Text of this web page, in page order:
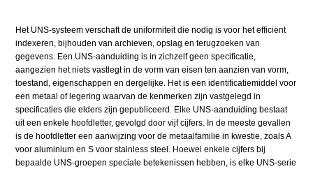
Het UNS-systeem verschaft de uniformiteit die nodig is voor het efficiënt
indexeren, bijhouden van archieven, opslag en terugzoeken van
gegevens. Een UNS-aanduiding is in zichzelf geen specificatie,
aangezien het niets vastlegt in de vorm van eisen ten aanzien van vorm,
toestand, eigenschappen en dergelijke. Het is een identificatiemiddel voor
een metaal of legering waarvan de kenmerken zijn vastgelegd in
specificaties die elders zijn gepubliceerd. Elke UNS-aanduiding bestaat
uit een enkele hoofdletter, gevolgd door vijf cijfers. In de meeste gevallen
is de hoofdletter een aanwijzing voor de metaalfamilie in kwestie, zoals A
voor aluminium en S voor stainless steel. Hoewel enkele cijfers bij
bepaalde UNS-groepen speciale betekenissen hebben, is elke UNS-serie